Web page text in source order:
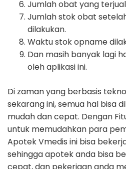
Jumlah obat yang
Jumlah stok obat
dilakukan.
Waktu stok opname
Dan masih banyak lagi
oleh aplikasi ini.
Di zaman yang berbasis
sekarang ini, semua hal bisa
mudah dan cepat. Dengan
untuk memudahkan para
Apotek Vmedis ini bisa
sehingga apotek anda bisa
cepat, dan pekerjaan anda